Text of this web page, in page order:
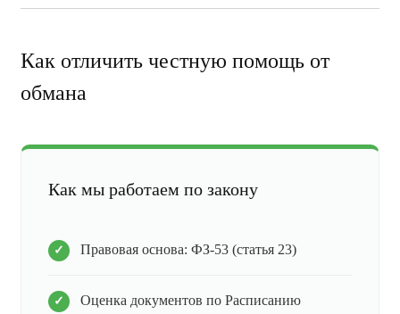
Как отличить честную помощь от
обмана
Как мы работаем по закону
Правовая основа: ФЗ-53 (статья 23)
Оценка документов по Расписанию